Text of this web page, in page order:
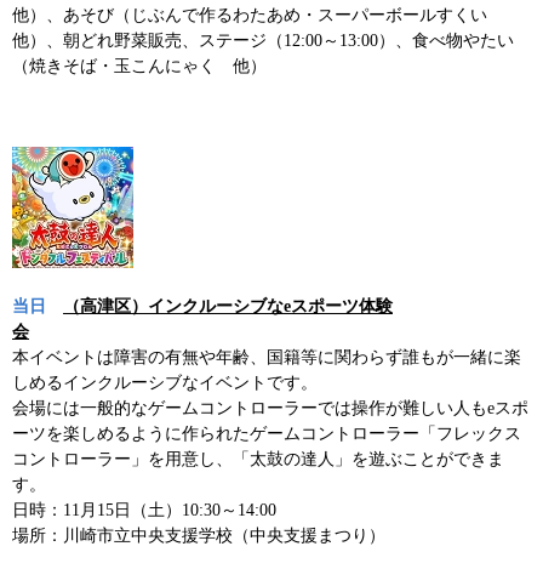
他）、あそび（じぶんで作るわたあめ・スーパーボールすくい
他）、朝どれ野菜販売、ステージ（12:00～13:00）、食べ物やたい
（焼きそば・玉こんにゃく 他）
当日
（高津区）インクルーシブなeスポーツ体験
会
本イベントは障害の有無や年齢、国籍等に関わらず誰もが一緒に楽
しめるインクルーシブなイベントです。
会場には一般的なゲームコントローラーでは操作が難しい人もeスポ
ーツを楽しめるように作られたゲームコントローラー「フレックス
コントローラー」を用意し、「太鼓の達人」を遊ぶことができま
す。
日時：11月15日（土）10:30～14:00
場所：川崎市立中央支援学校（中央支援まつり）